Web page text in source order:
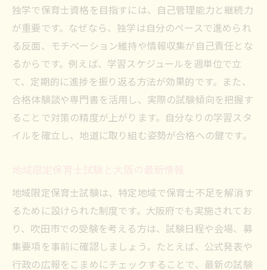
地域限定保育士試験の合格率や倍率の傾向
地域限定保育士試験 大阪の最新日程を確認
吹田市で受けられる地域限定試験の詳細情
報
地域限定保育士試験の申込から合格までの
道
大阪の地域限定保育士試験でよくある質問
法
例
効率的な独学スケジュールの立て方と実践
法
保育士独学合格へ導く時間管理のポイント
独学で保育士資格を目指すには、自己管理能力と継続力
が重要です。なぜなら、独学は自分のペースで進められ
る反面、モチベーション維持や情報収集が自己責任とな
るからです。例えば、学習スケジュールを週単位で立
て、定期的に進捗を振り返る方法が効果的です。また、
合格体験談や専門書を活用し、実際の試験傾向を把握す
ることで対策の精度が上がります。自分なりの学習スタ
イルを確立し、地道に取り組む姿勢が合格への鍵です。
地域限定保育士試験と大阪の最新情報
地域限定保育士試験は、特定地域で保育士不足を解消す
るために設けられた制度です。大阪府でも実施されてお
り、吹田市での受験を考える方は、試験日程や会場、募
集要項を事前に確認しましょう。たとえば、公式発表や
行政の広報をこまめにチェックすることで、最新の試験